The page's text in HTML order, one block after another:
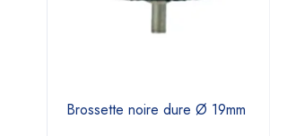
Brossette noire dure Ø 19mm